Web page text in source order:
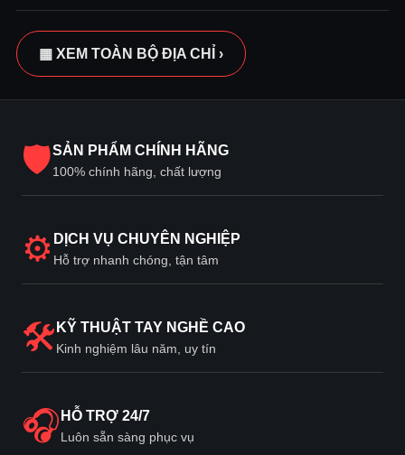
▦ XEM TOÀN BỘ ĐỊA CHỈ ›
🛡SẢN PHẨM CHÍNH HÃNG
100% chính hãng, chất lượng
⚙ DỊCH VỤ CHUYÊN NGHIỆP
Hỗ trợ nhanh chóng, tận tâm
🛠 KỸ THUẬT TAY NGHỀ CAO
Kinh nghiệm lâu năm, uy tín
🎧 HỖ TRỢ 24/7
Luôn sẵn sàng phục vụ